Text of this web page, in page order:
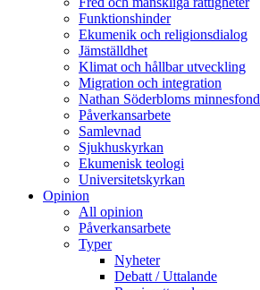
Funktionshinder
Ekumenik och religionsdialog
Jämställdhet
Klimat och hållbar utveckling
Migration och integration
Nathan Söderbloms minnesfond
Påverkansarbete
Samlevnad
Sjukhuskyrkan
Ekumenisk teologi
Universitetskyrkan
Opinion
All opinion
Påverkansarbete
Typer
Nyheter
Debatt / Uttalande